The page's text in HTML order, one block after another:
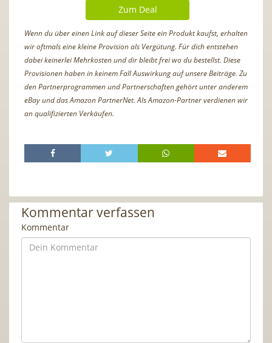
Zum Deal
Wenn du über einen Link auf dieser Seite ein Produkt kaufst, erhalten
wir oftmals eine kleine Provision als Vergütung. Für dich entstehen
dabei keinerlei Mehrkosten und dir bleibt frei wo du bestellst. Diese
Provisionen haben in keinem Fall Auswirkung auf unsere Beiträge. Zu
den Partnerprogrammen und Partnerschaften gehört unter anderem
eBay und das Amazon PartnerNet. Als Amazon-Partner verdienen wir
an qualifizierten Verkäufen.
Kommentar verfassen
Kommentar